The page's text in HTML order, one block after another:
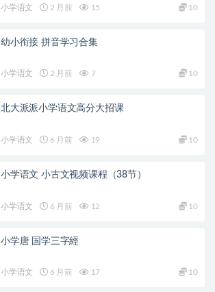
小学语文 2 月前 15 10
幼小衔接 拼音学习合集
小学语文 2 月前 7 10
北大派派小学语文高分大招课
小学语文 6 月前 19 10
小学语文 小古文视频课程（38节）
小学语文 6 月前 12 10
小学唐 国学三字經
小学语文 6 月前 17 10